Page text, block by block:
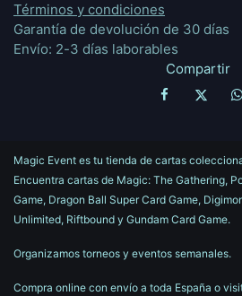
Términos y condiciones
Garantía de devolución de 30 días
Envío: 2-3 días laborables
Compartir
Magic Event es tu tienda de cartas
Encuentra cartas de Magic: The Gathering,
Game, Dragon Ball Super Card Game,
Unlimited, Riftbound y Gundam Card Game.
Organizamos torneos y eventos semanales.
Compra online con envío a toda España o